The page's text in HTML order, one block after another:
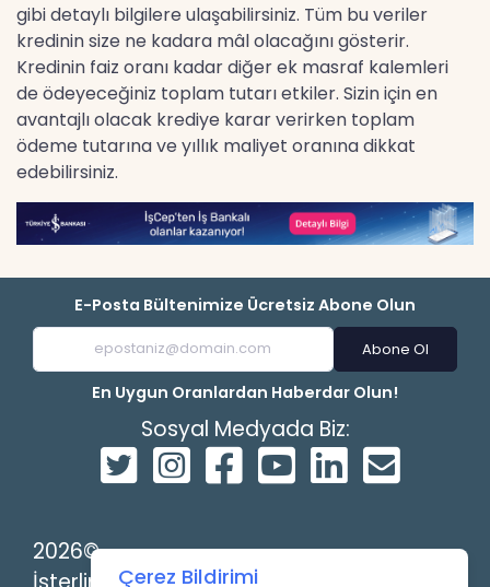
gibi detaylı bilgilere ulaşabilirsiniz. Tüm bu veriler
kredinin size ne kadara mâl olacağını gösterir.
Kredinin faiz oranı kadar diğer ek masraf kalemleri
de ödeyeceğiniz toplam tutarı etkiler. Sizin için en
avantajlı olacak krediye karar verirken toplam
ödeme tutarına ve yıllık maliyet oranına dikkat
edebilirsiniz.
E-Posta Bültenimize Ücretsiz Abone Olun
Abone Ol
En Uygun Oranlardan Haberdar Olun!
Sosyal Medyada Biz:
2026©
Çerez Bildirimi